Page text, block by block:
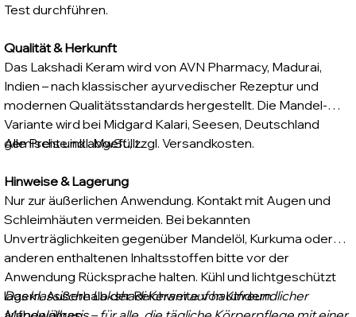
Test durchführen.
Qualität & Herkunft
Das Lakshadi Keram wird von AVN Pharmacy, Madurai,
Indien – nach klassischer ayurvedischer Rezeptur und
modernen Qualitätsstandards hergestellt. Die Mandel-
Variante wird bei Midgard Kalari, Seesen, Deutschland
gemischt und abgefüllt.
Alle Preise inkl. MwSt., zzgl. Versandkosten.
Hinweise & Lagerung
Nur zur äußerlichen Anwendung. Kontakt mit Augen und
Schleimhäuten vermeiden. Bei bekannten
Unverträglichkeiten gegenüber Mandelöl, Kurkuma oder
anderen enthaltenen Inhaltsstoffen bitte vor der
Anwendung Rücksprache halten. Kühl und lichtgeschützt
lagern. Außerhalb der Reichweite von Kindern
Das klassische Lakshadi Keram auf hautfreundlicher